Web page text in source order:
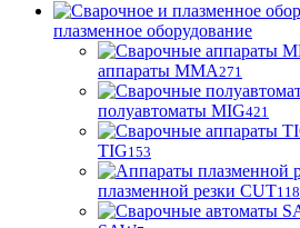
плазменное оборудование
аппараты MMA271
полуавтоматы MIG421
TIG153
плазменной резки CUT118